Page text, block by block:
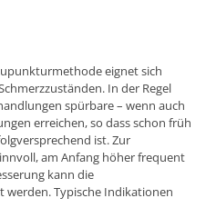
eignet sich
In der Regel
spürbare – wenn auch
erreichen, so dass schon früh
ist. Zur
am Anfang höher frequent
kann die
werden. Typische Indikationen